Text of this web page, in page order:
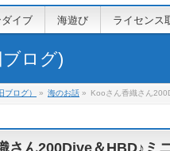
イブ 海遊び ライセンス
ログ)
ブログ） » 海のお話 » Kooさん香織さん
さん200Dive＆HBD♪ミ